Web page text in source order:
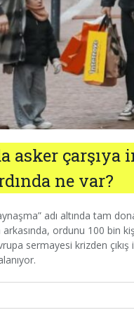
asker çarşıya
ne var?
adı altında tam
arkasında, ordunu 100 bin
sermayesi krizden